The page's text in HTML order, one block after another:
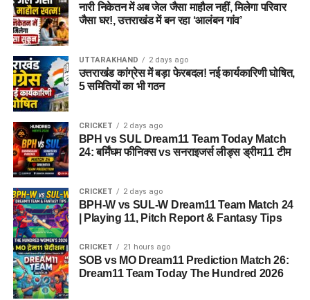
अगर यह योजना धरातल पर उतरती है तो संस्थागत जीवन की जगह उन्हें
परिवार जैसा माहौल, बेहतर स्वतंत्रता और सामाजिक वातावरण मिल
सकेगा। इससे बच्चों और महिलाओं के मानसिक और सामाजिक विकास में
भी मदद मिलने की उम्मीद है।
नारी निकेतन में अब जेल जैसा माहौल नहीं, मिलेगा परिवार
जैसा घर!, उत्तराखंड में बन रहा ‘आलंबन गांव’
UTTARAKHAND 2 days ago
उत्तराखंड कांग्रेस में बड़ा फेरबदल! नई कार्यकारिणी घोषित,
5 समितियों का भी गठन
CRICKET 2 days ago
BPH vs SUL Dream11 Team Today Match
24: बर्मिंघम फीनिक्स vs सनराइजर्स लीड्स ड्रीम11 टीम
CRICKET 2 days ago
BPH-W vs SUL-W Dream11 Team Match 24
| Playing 11, Pitch Report & Fantasy Tips
CRICKET 21 hours ago
SOB vs MO Dream11 Prediction Match 26:
Dream11 Team Today The Hundred 2026